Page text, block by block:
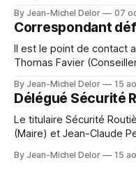
civile. Il est, au sein du
privilégié du service
By Jean-Michel Delor 07
Correspondant
Il est le point de contact
Thomas Favier
François Leidelinger
By Jean-Michel Delor 15
Délégué Sécurité
Le titulaire Sécurité
(Maire) et Jean-Claude
By Jean-Michel Delor 15